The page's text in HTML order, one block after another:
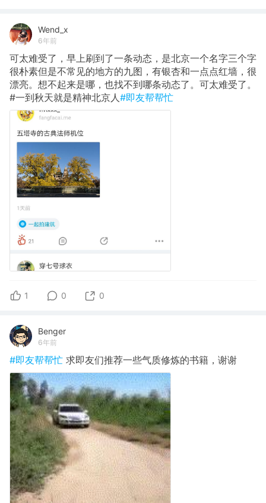
Wend_x
6年前
可太难受了，早上刷到了一条动态，是北京一个名字三个字
很朴素但是不常见的地方的九图，有银杏和一点点红墙，很
漂亮。想不起来是哪，也找不到哪条动态了。可太难受了。
#一到秋天就是精神北京人#即友帮帮忙
1 0 0
Benger
6年前
#即友帮帮忙 求即友们推荐一些气质修炼的书籍，谢谢